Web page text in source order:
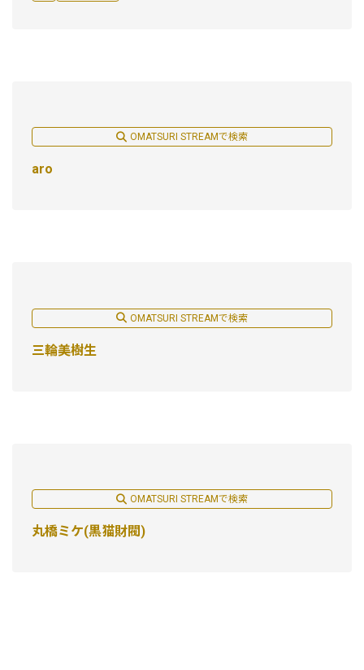
OMATSURI STREAMで検索
aro
OMATSURI STREAMで検索
三輪美樹生
OMATSURI STREAMで検索
丸橋ミケ(黒猫財閥)